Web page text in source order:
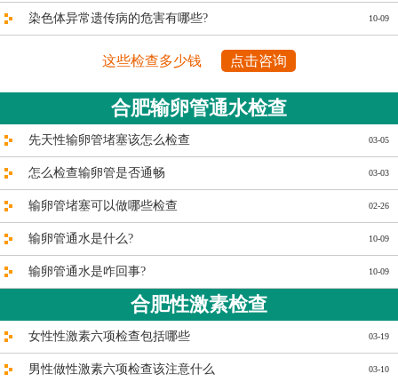
10-09
染色体异常遗传病的危害有哪些?
这些检查多少钱 点击咨询
合肥输卵管通水检查
03-05
先天性输卵管堵塞该怎么检查
03-03
怎么检查输卵管是否通畅
02-26
输卵管堵塞可以做哪些检查
10-09
输卵管通水是什么?
10-09
输卵管通水是咋回事?
合肥性激素检查
03-19
女性性激素六项检查包括哪些
03-10
男性做性激素六项检查该注意什么